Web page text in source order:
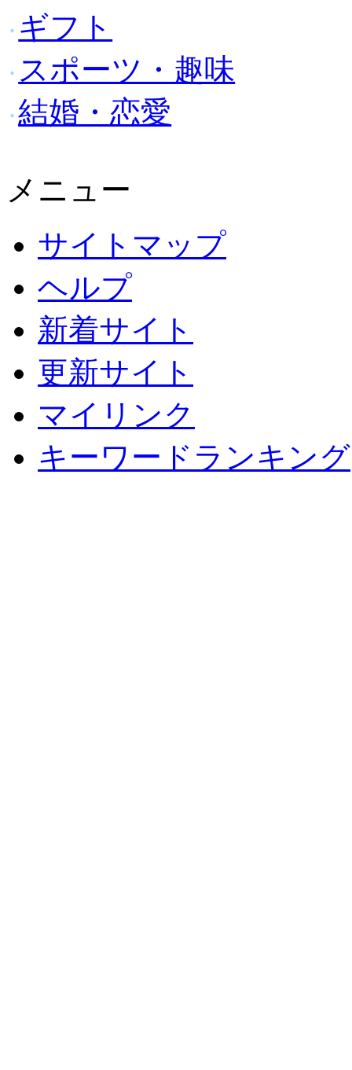
ギフト
スポーツ・趣味
結婚・恋愛
メニュー
サイトマップ
ヘルプ
新着サイト
更新サイト
マイリンク
キーワードランキング